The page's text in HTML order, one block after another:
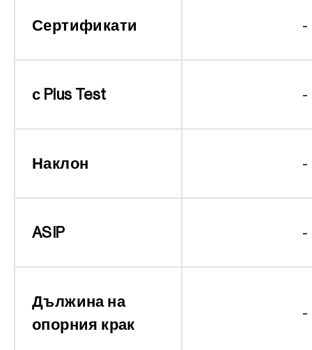
Сертификати -
с Plus Test -
Наклон -
ASIP -
Дължина на
опорния крак
-